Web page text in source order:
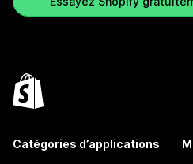
Catégories d’applications